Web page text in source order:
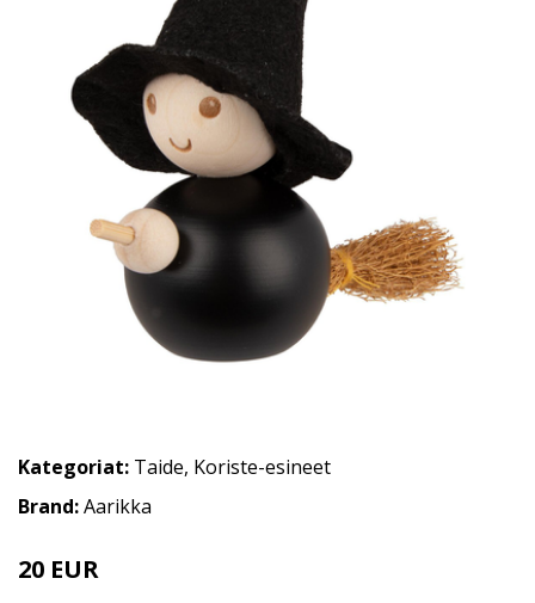
Kategoriat: Taide, Koriste-esineet
Brand:Aarikka
20 EUR